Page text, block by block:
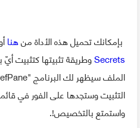
بإمكانك تحميل هذه الأداة منهنا
Secretsوطريقة تثبيتها كتثبيت
التثبيت وستجدها على الفور في
واستمتع بالتخصيص!.